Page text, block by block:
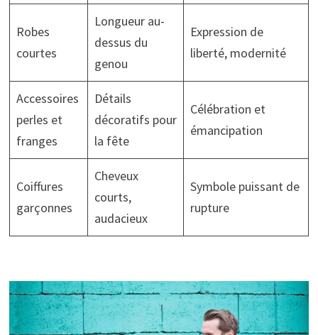
Robes
courtes
Longueur au-
dessus du
genou
Expression de
liberté, modernité
Accessoires
perles et
franges
Détails
décoratifs pour
la fête
Célébration et
émancipation
Coiffures
garçonnes
Cheveux
courts,
audacieux
Symbole puissant de
rupture